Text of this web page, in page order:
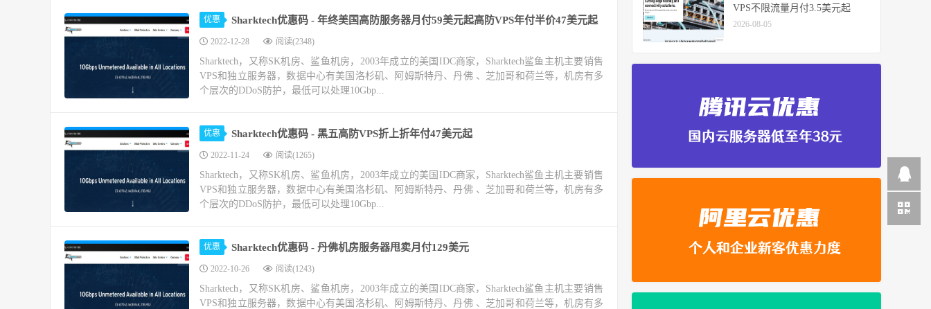
优惠 Sharktech优惠码 - 年终美国高防服务器月付59美元起高防VPS年付半价47美元起
2022-12-28 阅读(2348)
Sharktech，又称SK机房、鲨鱼机房，2003年成立的美国IDC商家，Sharktech鲨鱼主机主要销售
VPS和独立服务器，数据中心有美国洛杉矶、阿姆斯特丹、丹佛 、芝加哥和荷兰等，机房有多
个层次的DDoS防护，最低可以处理10Gbp...
优惠 Sharktech优惠码 - 黑五高防VPS折上折年付47美元起
2022-11-24 阅读(1265)
Sharktech，又称SK机房、鲨鱼机房，2003年成立的美国IDC商家，Sharktech鲨鱼主机主要销售
VPS和独立服务器，数据中心有美国洛杉矶、阿姆斯特丹、丹佛 、芝加哥和荷兰等，机房有多
个层次的DDoS防护，最低可以处理10Gbp...
优惠 Sharktech优惠码 - 丹佛机房服务器甩卖月付129美元
2022-10-26 阅读(1243)
Sharktech，又称SK机房、鲨鱼机房，2003年成立的美国IDC商家，Sharktech鲨鱼主机主要销售
VPS和独立服务器，数据中心有美国洛杉矶、阿姆斯特丹、丹佛 、芝加哥和荷兰等，机房有多
VPS不限流量月付3.5美元起
2026-08-05